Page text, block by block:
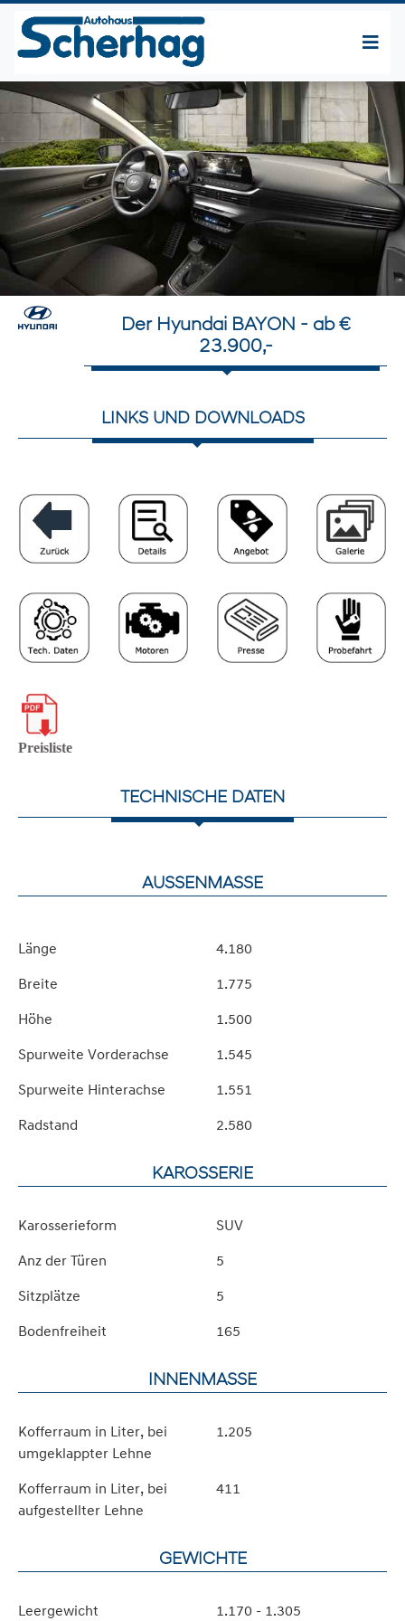
Der Hyundai BAYON - ab €
23.900,-
LINKS UND DOWNLOADS
Preisliste
TECHNISCHE DATEN
AUSSENMASSE
Länge
4.180
Breite
1.775
Höhe
1.500
Spurweite Vorderachse
1.545
Spurweite Hinterachse
1.551
Radstand
2.580
KAROSSERIE
Karosserieform
SUV
Anz der Türen
5
Sitzplätze
5
Bodenfreiheit
165
INNENMASSE
Kofferraum in Liter, bei
umgeklappter Lehne
1.205
Kofferraum in Liter, bei
aufgestellter Lehne
411
GEWICHTE
Leergewicht 1.170 - 1.305